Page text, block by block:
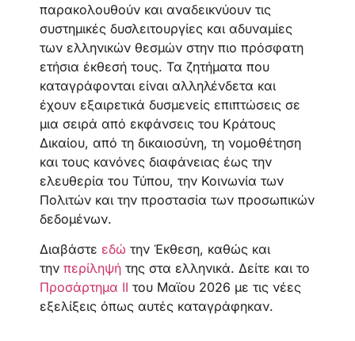
παρακολουθούν και αναδεικνύουν τις
συστημικές δυσλειτουργίες και αδυναμίες
των ελληνικών θεσμών στην πιο πρόσφατη
ετήσια έκθεσή τους. Τα ζητήματα που
καταγράφονται είναι αλληλένδετα και
έχουν εξαιρετικά δυσμενείς επιπτώσεις σε
μια σειρά από εκφάνσεις του Κράτους
Δικαίου, από τη δικαιοσύνη, τη νομοθέτηση
και τους κανόνες διαφάνειας έως την
ελευθερία του Τύπου, την Κοινωνία των
Πολιτών και την προστασία των προσωπικών
δεδομένων.
Διαβάστε εδώ την Έκθεση, καθώς και
την περίληψή της στα ελληνικά. Δείτε και το
Προσάρτημα ΙΙ του Μαϊου 2026 με τις νέες
εξελίξεις όπως αυτές καταγράφηκαν.